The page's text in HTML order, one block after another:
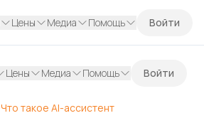
Цены Медиа Помощь Войти
Цены Медиа Помощь Войти
Что такое AI-ассистент